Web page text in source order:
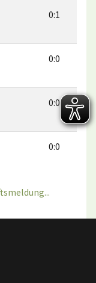
0:1
0:0
0:0
0:0